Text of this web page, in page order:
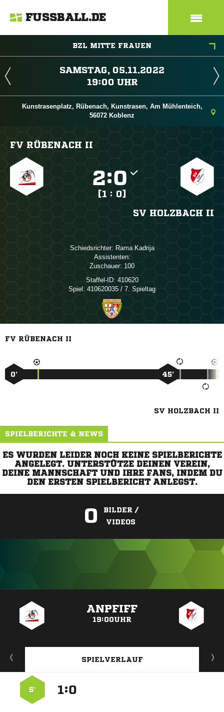
FUSSBALL.DE
BZL MITTE FRAUEN
 
 
Kunstrasenplatz, Rübenach, Kunstrasen, Am Mühlenteich,
56072 Koblenz
FV RÜBENACH II
:
[1 : 0]
SV HOLZBACH II
Schiedsrichter:  
Assistenten:
Zuschauer: 100
Staffel-ID: 410620
Spiel: 410620035 / 7. Spieltag
FV RÜBENACH II
0’ 45’
SV HOLZBACH II
SPIELBERICHTE & NEWS
ES WURDEN LEIDER NOCH KEINE SPIELBERICHTE
ANGELEGT. UNTERSTÜTZE DEINEN VEREIN,
DEINE MANNSCHAFT UND IHRE FANS, INDEM DU
DEN ERSTEN SPIELBERICHT ANLEGST.
0
BILDER /
VIDEOS
ANPFIFF
19:00UHR
SPIELVERLAUF
:
5’